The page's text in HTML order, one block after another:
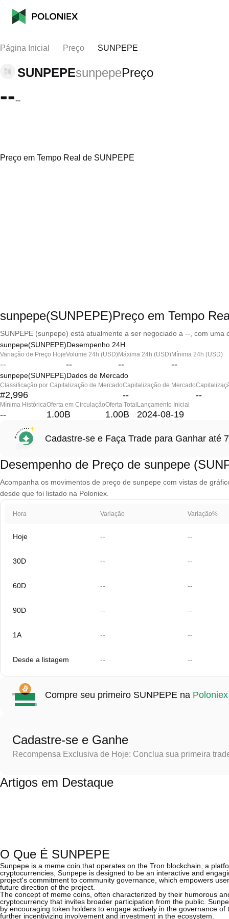
Página Inicial Preço SUNPEPE
SUNPEPEsunpepePreço
----
Preço em Tempo Real de SUNPEPE
sunpepe(SUNPEPE)Preço em Tempo
SUNPEPE (sunpepe) está atualmente a ser negociado a --, com uma
sunpepe(SUNPEPE)Desempenho 24H
Variação de Preço Hoje
--
Volume 24h (USD)
--
Máxima 24h (USD)
--
Mínima 24h (USD)
--
sunpepe(SUNPEPE)Dados de Mercado
Classificação por Capitalização de Mercado
#2,996
Capitalização de Mercado
-- --
Mínima Histórica
--
Oferta em Circulação
1.00B
Oferta Total
1.00B
Lançamento Inicial
2024-08-19
Cadastre-se e Faça Trade para Ganhar até
Desempenho de Preço de sunpepe
Acompanha os movimentos de preço de sunpepe com vistas de
desde que foi listado na Poloniex.
Hora Variação Variação%
Hoje -- --
30D -- --
60D -- --
90D -- --
1A -- --
Desde a listagem -- --
Compre seu primeiro SUNPEPE na Poloniex
Cadastre-se e Ganhe
Recompensa Exclusiva de Hoje: Conclua sua primeira
Artigos em Destaque
O Que É SUNPEPE
Sunpepe is a meme coin that operates on the Tron blockchain, a
cryptocurrencies, Sunpepe is designed to be an interactive and
project's commitment to community governance, which empowers
future direction of the project.
The concept of meme coins, often characterized by their humorous
cryptocurrency that invites broader participation from the public.
by encouraging token holders to engage actively in the governance
further incentivizing involvement and investment in the ecosystem.